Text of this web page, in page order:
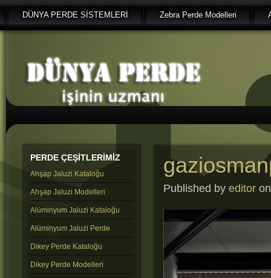
DÜNYA PERDE SİSTEMLERİ Zebra Perde Modelleri
Published by editor
PERDE ÇEŞİTLERİMİZ
Ahşap Jaluzi Kataloğu
Ahşap Jaluzi Modelleri
Alüminyum Jaluzi Kataloğu
Alüminyum Jaluzi Perde
Dikey Perde Kataloğu
Dikey Perde Modelleri